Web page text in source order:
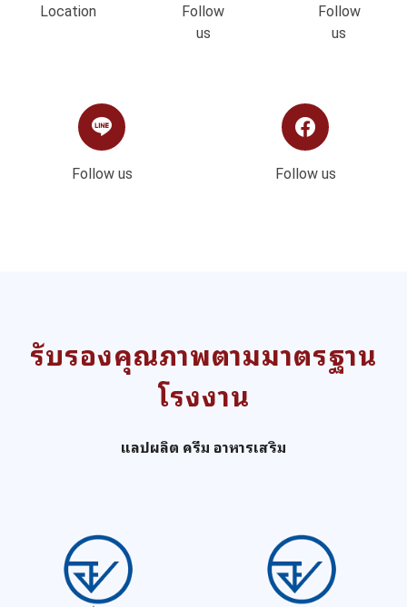
Location
Follow
us
Follow
us
Follow us Follow us
รับรองคุณภาพตามมาตรฐาน
โรงงาน
แลปผลิต ครีม อาหารเสริม